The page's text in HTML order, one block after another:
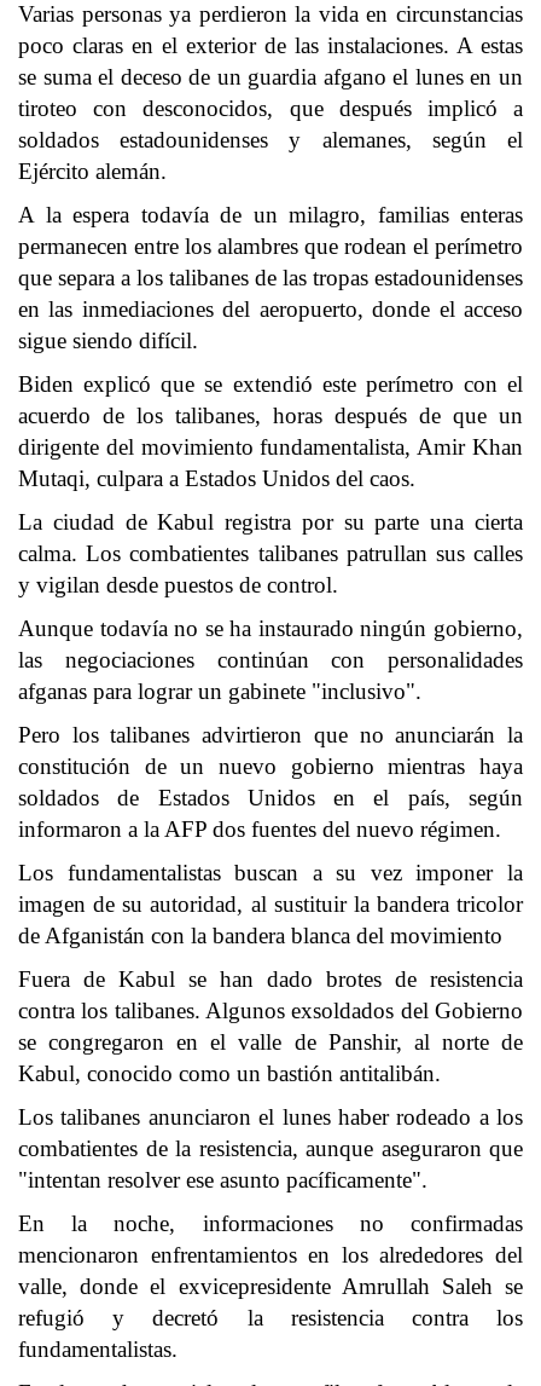
Varias personas ya perdieron la vida en circunstancias
poco claras en el exterior de las instalaciones. A estas
se suma el deceso de un guardia afgano el lunes en un
tiroteo con desconocidos, que después implicó a
soldados estadounidenses y alemanes, según el
Ejército alemán.
A la espera todavía de un milagro, familias enteras
permanecen entre los alambres que rodean el perímetro
que separa a los talibanes de las tropas estadounidenses
en las inmediaciones del aeropuerto, donde el acceso
sigue siendo difícil.
Biden explicó que se extendió este perímetro con el
acuerdo de los talibanes, horas después de que un
dirigente del movimiento fundamentalista, Amir Khan
Mutaqi, culpara a Estados Unidos del caos.
La ciudad de Kabul registra por su parte una cierta
calma. Los combatientes talibanes patrullan sus calles
y vigilan desde puestos de control.
Aunque todavía no se ha instaurado ningún gobierno,
las negociaciones continúan con personalidades
afganas para lograr un gabinete "inclusivo".
Pero los talibanes advirtieron que no anunciarán la
constitución de un nuevo gobierno mientras haya
soldados de Estados Unidos en el país, según
informaron a la AFP dos fuentes del nuevo régimen.
Los fundamentalistas buscan a su vez imponer la
imagen de su autoridad, al sustituir la bandera tricolor
de Afganistán con la bandera blanca del movimiento
Fuera de Kabul se han dado brotes de resistencia
contra los talibanes. Algunos exsoldados del Gobierno
se congregaron en el valle de Panshir, al norte de
Kabul, conocido como un bastión antitalibán.
Los talibanes anunciaron el lunes haber rodeado a los
combatientes de la resistencia, aunque aseguraron que
"intentan resolver ese asunto pacíficamente".
En la noche, informaciones no confirmadas
mencionaron enfrentamientos en los alrededores del
valle, donde el exvicepresidente Amrullah Saleh se
refugió y decretó la resistencia contra los
fundamentalistas.